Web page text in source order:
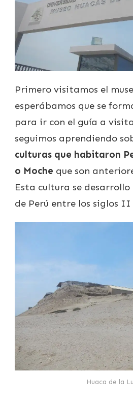
Primero visitamos el
esperábamos que se
para ir con el guía a
seguimos aprendiendo
culturas que habitaron
o Moche que son
Esta cultura se
de Perú entre los siglos
Huaca de la